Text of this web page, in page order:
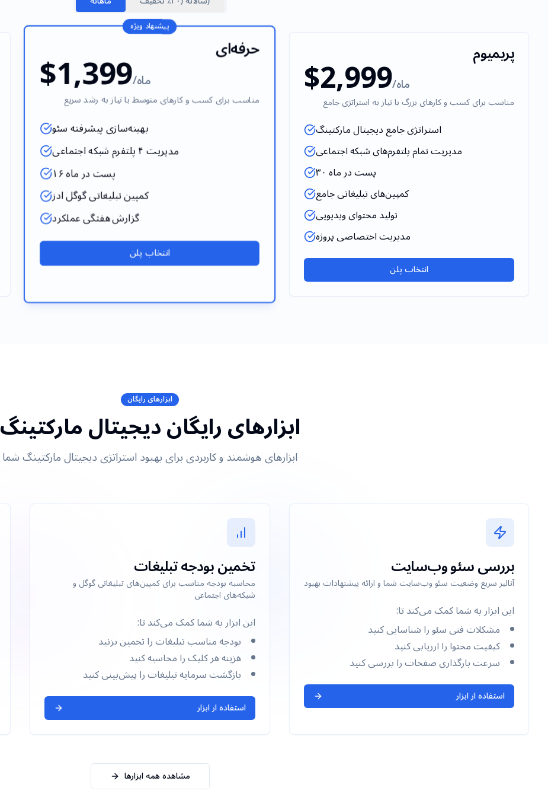
پیشنهاد ویژه
حرفه‌ای $1,399 /ماه
مناسب برای کسب و کارهای متوسط با نیاز به رشد سریع
بهینه‌سازی پیشرفته سئو
مدیریت ۴ پلتفرم شبکه اجتماعی
۱۶ پست در ماه
کمپین تبلیغاتی گوگل ادز
گزارش هفتگی عملکرد
انتخاب پلن
پریمیوم $2,999/ماه
مناسب برای کسب و کارهای بزرگ با نیاز به استراتژی جامع
استراتژی جامع دیجیتال مارکتینگ
مدیریت تمام پلتفرم‌های شبکه اجتماعی
۳۰ پست در ماه
کمپین‌های تبلیغاتی جامع
تولید محتوای ویدیویی
مدیریت اختصاصی پروژه
انتخاب پلن
ابزارهای رایگان
ابزارهای رایگان دیجیتال مارکتینگ
ابزارهای هوشمند و کاربردی برای بهبود استراتژی دیجیتال مارکتینگ شما
بررسی سئو وب‌سایت
آنالیز سریع وضعیت سئو وب‌سایت شما و ارائه پیشنهادات بهبود
این ابزار به شما کمک می‌کند تا:
مشکلات فنی سئو را شناسایی کنید
کیفیت محتوا را ارزیابی کنید
سرعت بارگذاری صفحات را بررسی کنید
استفاده از ابزار
تخمین بودجه تبلیغات
محاسبه بودجه مناسب برای کمپین‌های تبلیغاتی گوگل و
شبکه‌های اجتماعی
این ابزار به شما کمک می‌کند تا:
بودجه مناسب تبلیغات را تخمین بزنید
هزینه هر کلیک را محاسبه کنید
بازگشت سرمایه تبلیغات را پیش‌بینی کنید
استفاده از ابزار
مشاهده همه ابزارها